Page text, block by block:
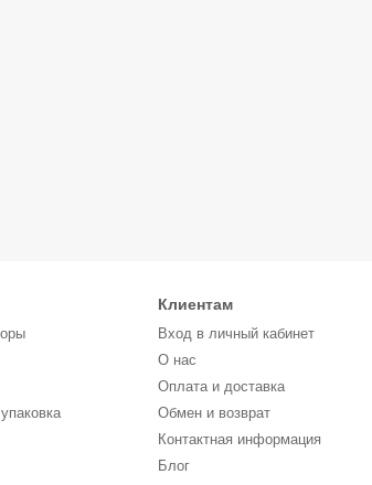
Клиентам
Вход в личный кабинет
О нас
Оплата и доставка
Обмен и возврат
Контактная информация
Блог